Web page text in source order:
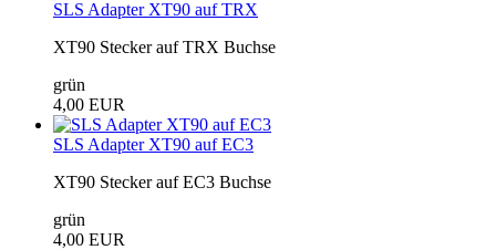
SLS Adapter XT90 auf TRX
XT90 Stecker auf TRX Buchse
grün
4,00 EUR
SLS Adapter XT90 auf EC3
XT90 Stecker auf EC3 Buchse
grün
4,00 EUR